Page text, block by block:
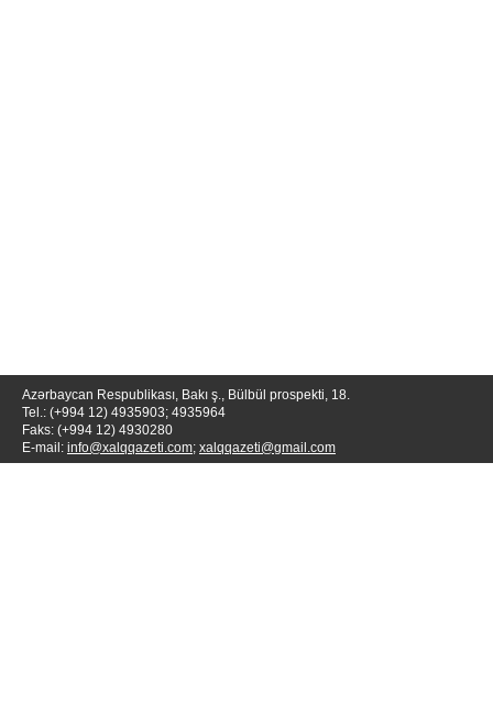
Azərbaycan Respublikası, Bakı ş., Bülbül prospekti, 18.
Tel.: (+994 12) 4935903; 4935964
Faks: (+994 12) 4930280
E-mail: info@xalqqazeti.com; xalqqazeti@gmail.com